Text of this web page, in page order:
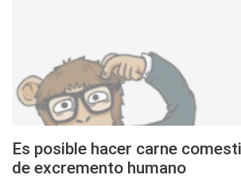
Es posible hacer carne
de excremento humano